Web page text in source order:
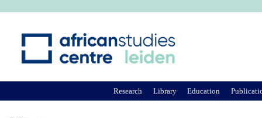
Research Library Education